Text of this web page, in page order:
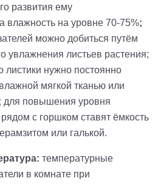
развития ему
влажность на уровне 70-75%;
можно добиться путём
увлажнения листьев растения;
листики нужно постоянно
мягкой тканью или
для повышения уровня
с горшком ставят ёмкость
или галькой.
температурные
в комнате при